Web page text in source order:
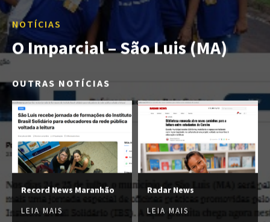
NOTÍCIAS
O Imparcial – São Luis (MA)
OUTRAS NOTÍCIAS
Record News Maranhão
LEIA MAIS
Radar News
LEIA MAIS